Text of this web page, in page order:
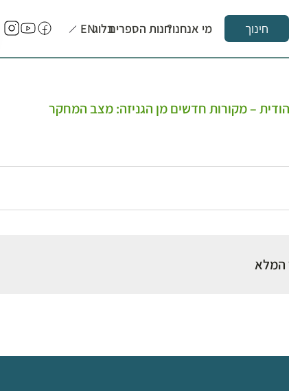
חינוך מי אנחנו?חנות הספריםבלוגEN
– מקורות חדשים מן הגניזה: מצב המחקר
המלא